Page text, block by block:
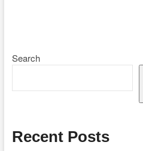
Search
Recent Posts